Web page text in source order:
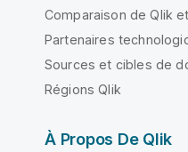
Comparaison de Qlik
Partenaires
Sources et cibles de
Régions Qlik
À Propos De Qlik